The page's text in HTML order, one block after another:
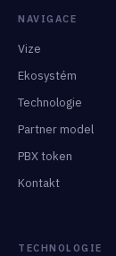
NAVIGACE
Vize
Ekosystém
Technologie
Partner model
PBX token
Kontakt
TECHNOLOGIE